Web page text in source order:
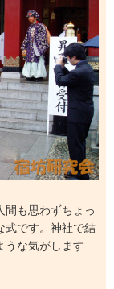
も思わずちょっ
式です。神社で結
うな気がします